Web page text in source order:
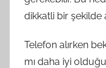
dikkatli bir şekilde
Telefon alırken
mı daha iyi